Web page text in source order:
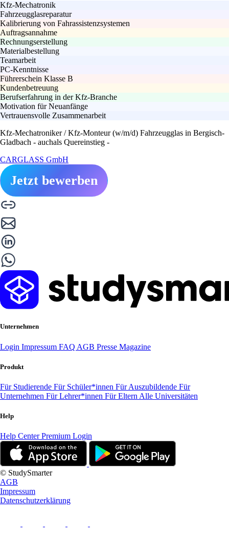
Kfz-Mechatronik
Fahrzeugglasreparatur
Kalibrierung von Fahrassistenzsystemen
Auftragsannahme
Rechnungserstellung
Materialbestellung
Teamarbeit
PC-Kenntnisse
Führerschein Klasse B
Kundenbetreuung
Berufserfahrung in der Kfz-Branche
Motivation für Neuanfänge
Vertrauensvolle Zusammenarbeit
Kfz-Mechatroniker / Kfz-Monteur (w/m/d) Fahrzeugglas in Bergisch-
Gladbach - auchals Quereinstieg -
CARGLASS GmbH
Jetzt bewerben
Unternehmen
Login Impressum FAQ AGB Presse Magazine
Produkt
Für Studierende Für Schüler*innen Für Auszubildende Für
Unternehmen Für Lehrer*innen Für Eltern Alle Universitäten
Help
Help CenterPremium Login
© StudySmarter
AGB
Impressum
Datenschutzerklärung